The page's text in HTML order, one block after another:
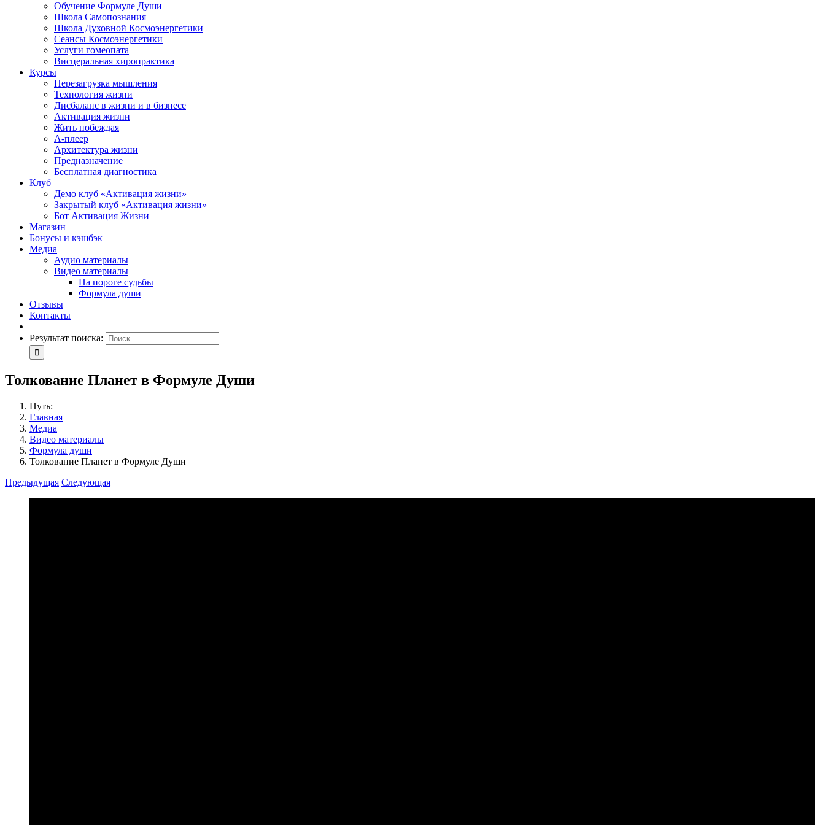
Обучение Формуле Души
Школа Самопознания
Школа Духовной Космоэнергетики
Сеансы Космоэнергетики
Услуги гомеопата
Висцеральная хиропрактика
Курсы
Перезагрузка мышления
Технология жизни
Дисбаланс в жизни и в бизнесе
Активация жизни
Жить побеждая
А-плеер
Архитектура жизни
Предназначение
Бесплатная диагностика
Клуб
Демо клуб «Активация жизни»
Закрытый клуб «Активация жизни»
Бот Активация Жизни
Магазин
Бонусы и кэшбэк
Медиа
Аудио материалы
Видео материалы
На пороге судьбы
Формула души
Отзывы
Контакты
Результат поиска:
Толкование Планет в Формуле Души
Путь:
Главная
Медиа
Видео материалы
Формула души
Толкование Планет в Формуле Души
Предыдущая Следующая